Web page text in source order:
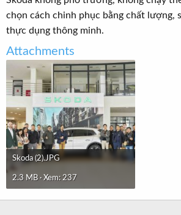
chọn cách chinh phục bằng chất lượng,
thực dụng thông minh.
Attachments
Skoda (2).JPG
2.3 MB · Xem: 237